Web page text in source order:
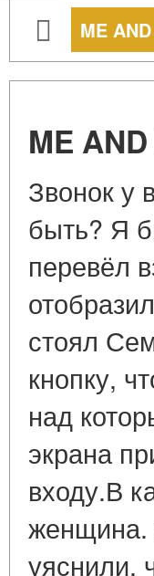
ME
ME
Звонок у
быть? Я
перевёл
стоял
кнопку,
над
экрана
входу.В
женщина.
уяснили,